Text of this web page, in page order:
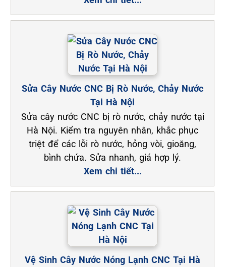
Sửa Cây Nước CNC Bị Rò Nước, Chảy Nước
Tại Hà Nội
Sửa cây nước CNC bị rò nước, chảy nước tại
Hà Nội. Kiểm tra nguyên nhân, khắc phục
triệt để các lỗi rò nước, hỏng vòi, gioăng,
bình chứa. Sửa nhanh, giá hợp lý.
Xem chi tiết...
Vệ Sinh Cây Nước Nóng Lạnh CNC Tại Hà